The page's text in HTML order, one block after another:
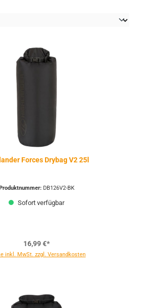
Forces Drybag V2 25l
DB126V2-BK
Sofort verfügbar
16,99 €*
inkl. MwSt. zzgl. Versandkosten